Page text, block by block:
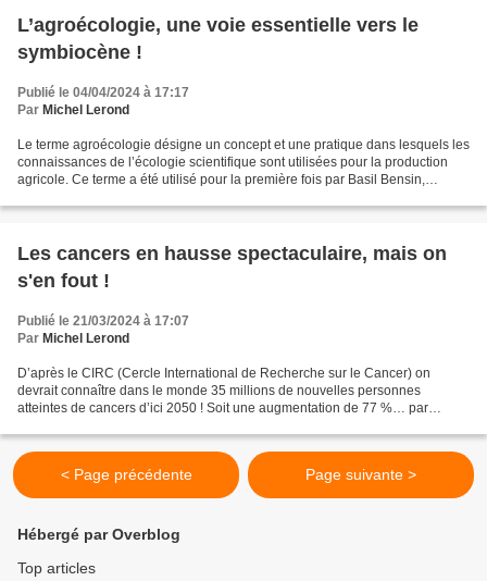
L’agroécologie, une voie essentielle vers le
symbiocène !
Publié le 04/04/2024 à 17:17
Par Michel Lerond
Le terme agroécologie désigne un concept et une pratique dans lesquels les
connaissances de l’écologie scientifique sont utilisées pour la production
agricole. Ce terme a été utilisé pour la première fois par Basil Bensin,
Les cancers en hausse spectaculaire, mais on
s'en fout !
Publié le 21/03/2024 à 17:07
Par Michel Lerond
D’après le CIRC (Cercle International de Recherche sur le Cancer) on
devrait connaître dans le monde 35 millions de nouvelles personnes
atteintes de cancers d’ici 2050 ! Soit une augmentation de 77 %… par
< Page précédente Page suivante >
Hébergé par Overblog
Top articles